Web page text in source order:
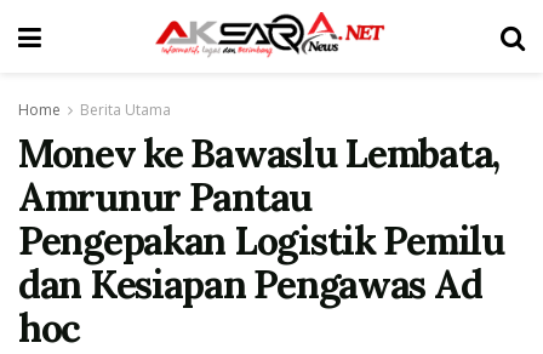
Home Berita Utama
Monev ke Bawaslu Lembata,
Amrunur Pantau
Pengepakan Logistik Pemilu
dan Kesiapan Pengawas Ad
hoc